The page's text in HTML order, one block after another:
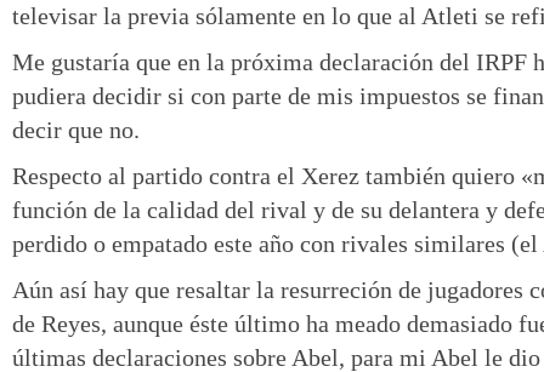
televisar la previa sólamente en lo que al Atleti se
Me gustaría que en la próxima declaración del IRPF
pudiera decidir si con parte de mis impuestos se
decir que no.
Respecto al partido contra el Xerez también quiero
función de la calidad del rival y de su delantera y
perdido o empatado este año con rivales similares
Aún así hay que resaltar la resurreción de jugadores
de Reyes, aunque éste último ha meado demasiado
últimas declaraciones sobre Abel, para mi Abel le